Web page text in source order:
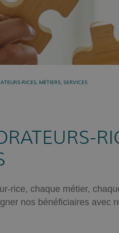
RICES, MÉTIERS, SERVICES
rice, chaque métier,
nos bénéficiaires avec